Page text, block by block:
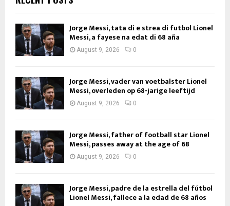
Jorge Messi, tata di e strea di futbol Lionel
Messi, a fayese na edat di 68 aña
August 9, 2026 0
Jorge Messi, vader van voetbalster Lionel
Messi, overleden op 68-jarige leeftijd
August 9, 2026 0
Jorge Messi, father of football star Lionel
Messi, passes away at the age of 68
August 9, 2026 0
Jorge Messi, padre de la estrella del fútbol
Lionel Messi, fallece a la edad de 68 años